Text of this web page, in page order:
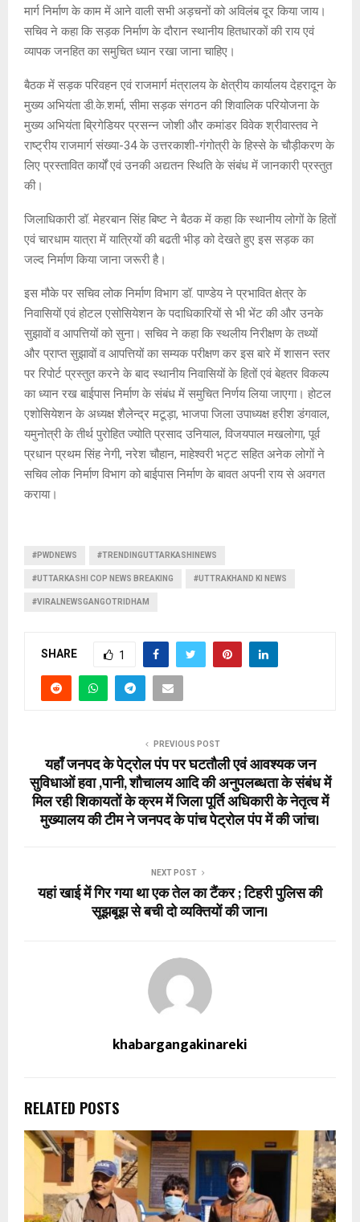
मार्ग निर्माण के काम में आने वाली सभी अड़चनों को अविलंब दूर किया जाय।
सचिव ने कहा कि सड़क निर्माण के दौरान स्थानीय हितधारकों की राय एवं
व्यापक जनहित का समुचित ध्यान रखा जाना चाहिए।
बैठक में सड़क परिवहन एवं राजमार्ग मंत्रालय के क्षेत्रीय कार्यालय देहरादून के
मुख्य अभियंता डी.के.शर्मा, सीमा सड़क संगठन की शिवालिक परियोजना के
मुख्य अभियंता ब्रिगेडियर प्रसन्न जोशी और कमांडर विवेक श्रीवास्तव ने
राष्ट्रीय राजमार्ग संख्या-34 के उत्तरकाशी-गंगोत्री के हिस्से के चौड़ीकरण के
लिए प्रस्तावित कार्यों एवं उनकी अद्यतन स्थिति के संबंध में जानकारी प्रस्तुत
की।
जिलाधिकारी डॉ. मेहरबान सिंह बिष्ट ने बैठक में कहा कि स्थानीय लोगों के हितों
एवं चारधाम यात्रा में यात्रियों की बढती भीड़ को देखते हुए इस सड़क का
जल्द निर्माण किया जाना जरूरी है।
इस मौके पर सचिव लोक निर्माण विभाग डॉ. पाण्डेय ने प्रभावित क्षेत्र के
निवासियों एवं होटल एसोसियेशन के पदाधिकारियों से भी भेंट की और उनके
सुझावों व आपत्तियों को सुना। सचिव ने कहा कि स्थलीय निरीक्षण के तथ्यों
और प्राप्त सुझावों व आपत्तियों का सम्यक परीक्षण कर इस बारे में शासन स्तर
पर रिपोर्ट प्रस्तुत करने के बाद स्थानीय निवासियों के हितों एवं बेहतर विकल्प
का ध्यान रख बाईपास निर्माण के संबंध में समुचित निर्णय लिया जाएगा। होटल
एशोसियेशन के अध्यक्ष शैलेन्द्र मटूड़ा, भाजपा जिला उपाध्यक्ष हरीश डंगवाल,
यमुनोत्री के तीर्थ पुरोहित ज्योति प्रसाद उनियाल, विजयपाल मखलोगा, पूर्व
प्रधान प्रथम सिंह नेगी, नरेश चौहान, माहेश्वरी भट्ट सहित अनेक लोगों ने
सचिव लोक निर्माण विभाग को बाईपास निर्माण के बावत अपनी राय से अवगत
कराया।
#PWDNEWS #TRENDINGUTTARKASHINEWS
#UTTARKASHI COP NEWS BREAKING #UTTRAKHAND KI NEWS
#VIRALNEWSGANGOTRIDHAM
SHARE 1
PREVIOUS POST
यहाँ जनपद के पेट्रोल पंप पर घटतौली एवं आवश्यक जन
सुविधाओं हवा ,पानी, शौचालय आदि की अनुपलब्धता के संबंध में
मिल रही शिकायतों के क्रम में जिला पूर्ति अधिकारी के नेतृत्व में
मुख्यालय की टीम ने जनपद के पांच पेट्रोल पंप में की जांच।
NEXT POST
यहां खाई में गिर गया था एक तेल का टैंकर ; टिहरी पुलिस की
सूझबूझ से बची दो व्यक्तियों की जान।
khabargangakinareki
RELATED POSTS